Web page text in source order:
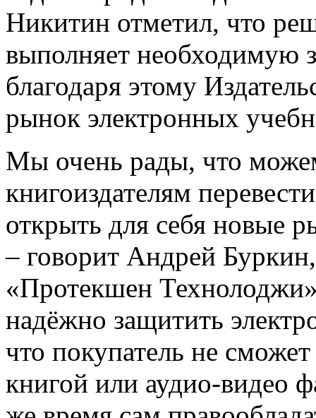
Никитин отметил, что
выполняет необходимую
благодаря этому
рынок электронных
Мы очень рады, что
книгоиздателям
открыть для себя новые
‒ говорит Андрей
«Протекшен
надёжно защитить
что покупатель не
книгой или аудио-видео